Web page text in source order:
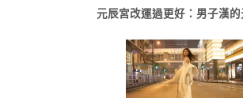
元辰宮改運過更好：男子漢的